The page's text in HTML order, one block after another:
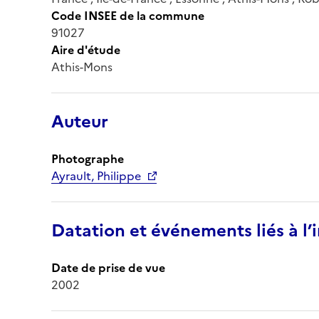
Code INSEE de la commune
91027
Aire d'étude
Athis-Mons
Auteur
Photographe
Ayrault, Philippe
Datation et événements liés à
Date de prise de vue
2002